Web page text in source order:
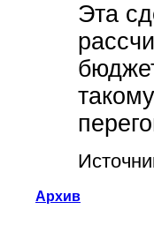
Эта
Архив